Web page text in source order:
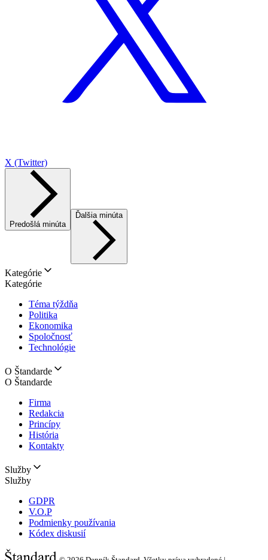
X (Twitter)
Predošlá minúta
Ďalšia minúta
Kategórie
Kategórie
Téma týždňa
Politika
Ekonomika
Spoločnosť
Technológie
O Štandarde
O Štandarde
Firma
Redakcia
Princípy
História
Kontakty
Služby
Služby
GDPR
V.O.P
Podmienky používania
Kódex diskusií